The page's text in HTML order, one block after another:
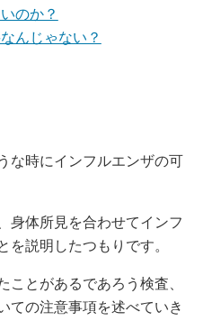
のか？
んじゃない？
な時にインフルエンザの可
身体所見を合わせてインフ
を説明したつもりです。
ことがあるであろう検査、
ての注意事項を述べていき